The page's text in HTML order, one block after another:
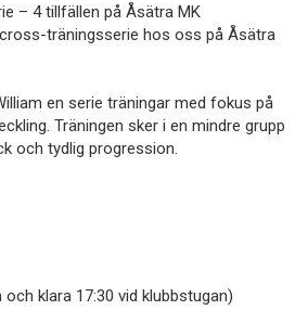
– 4 tillfällen på Åsätra MK
träningsserie hos oss på Åsätra
en serie träningar med fokus på
Träningen sker i en mindre grupp
och tydlig progression.
klara 17:30 vid klubbstugan)